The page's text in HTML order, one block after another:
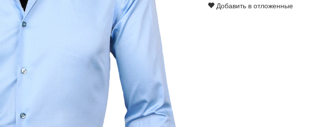
Добавить в отложенные